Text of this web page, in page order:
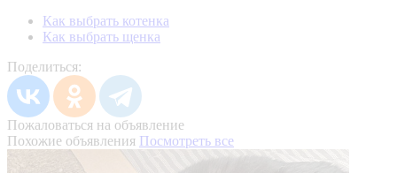
Как выбрать котенка
Как выбрать щенка
Поделиться:
Пожаловаться на объявление
Похожие объявления Посмотреть все